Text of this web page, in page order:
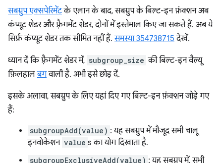
सबग्रुप एक्सपेरिमेंटके एलान के बाद, सबग्रुप के बिल्ट-इन फ़ंक्शन अब
कंप्यूट शेडर और फ़्रैगमेंट शेडर, दोनों में इस्तेमाल किए जा सकते हैं. अब ये
सिर्फ़ कंप्यूट शेडर तक सीमित नहीं हैं.समस्या 354738715 देखें.
ध्यान दें कि फ़्रैगमेंट शेडर में, subgroup_size की बिल्ट-इन वैल्यू
फ़िलहालबगवाली है. अभी इसे छोड़ दें.
इसके अलावा, सबग्रुप के लिए यहां दिए गए बिल्ट-इन फ़ंक्शन जोड़े गए
हैं:
subgroupAdd(value) : यह सबग्रुप में मौजूद सभी चालू
इनवोकेशन value s का योग दिखाता है.
subgroupExclusiveAdd(value) : यह सबग्रुप में, सभी